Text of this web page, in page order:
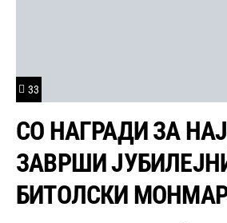
33
СО НАГРАДИ ЗА
ЗАВРШИ
БИТОЛСКИ